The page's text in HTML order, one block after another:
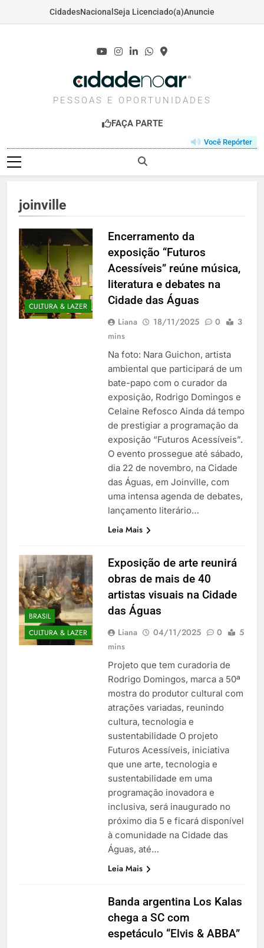
CidadesNacional Seja Licenciado(a)Anuncie
CIDADENOAR.COM
PESSOAS E OPORTUNIDADES
FAÇA PARTE
Você Repórter
joinville
CULTURA & LAZER
Encerramento da
exposição “Futuros
Acessíveis” reúne música,
literatura e debates na
Cidade das Águas
Liana 18/11/2025 0
3
mins
Na foto: Nara Guichon, artista
ambiental que participará de um
bate-papo com o curador da
exposição, Rodrigo Domingos e
Celaine Refosco Ainda dá tempo
de prestigiar a programação da
exposição “Futuros Acessíveis”.
O evento prossegue até sábado,
dia 22 de novembro, na Cidade
das Águas, em Joinville, com
uma intensa agenda de debates,
lançamento literário…
Leia Mais
BRASIL
CULTURA & LAZER
Exposição de arte reunirá
obras de mais de 40
artistas visuais na Cidade
das Águas
Liana 04/11/2025 0
5
mins
Projeto que tem curadoria de
Rodrigo Domingos, marca a 50ª
mostra do produtor cultural com
atrações variadas, reunindo
cultura, tecnologia e
sustentabilidade O projeto
Futuros Acessíveis, iniciativa
que une arte, tecnologia e
sustentabilidade em uma
programação inovadora e
inclusiva, será inaugurado no
próximo dia 5 e ficará disponível
à comunidade na Cidade das
Águas, até…
Leia Mais
Banda argentina Los Kalas
chega a SC com
espetáculo “Elvis & ABBA”